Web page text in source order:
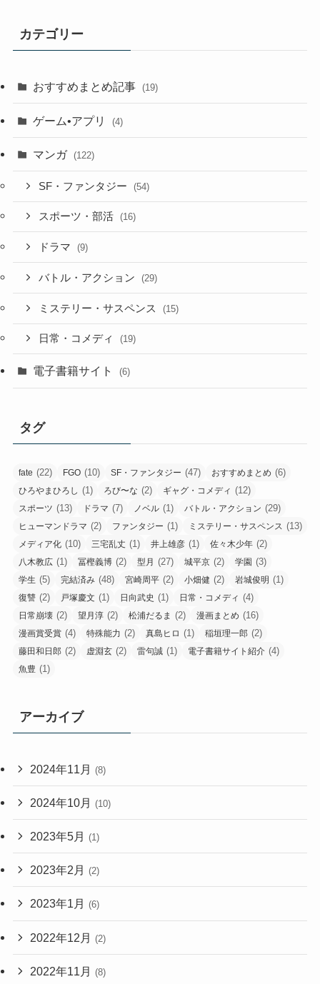
カテゴリー
おすすめまとめ記事 (19)
ゲーム•アプリ (4)
マンガ (122)
SF・ファンタジー (54)
スポーツ・部活 (16)
ドラマ (9)
バトル・アクション (29)
ミステリー・サスペンス (15)
日常・コメディ (19)
電子書籍サイト (6)
タグ
fate (22) FGO (10) SF・ファンタジー (47) おすすめまとめ (6)
ひろやまひろし (1) ろび〜な (2) ギャグ・コメディ (12)
スポーツ (13) ドラマ (7) ノベル (1) バトル・アクション (29)
ヒューマンドラマ (2) ファンタジー (1) ミステリー・サスペンス (13)
メディア化 (10) 三宅乱丈 (1) 井上雄彦 (1) 佐々木少年 (2)
八木教広 (1) 冨樫義博 (2) 型月 (27) 城平京 (2) 学園 (3)
学生 (5) 完結済み (48) 宮崎周平 (2) 小畑健 (2) 岩城俊明 (1)
復讐 (2) 戸塚慶文 (1) 日向武史 (1) 日常・コメディ (4)
日常崩壊 (2) 望月淳 (2) 松浦だるま (2) 漫画まとめ (16)
漫画賞受賞 (4) 特殊能力 (2) 真島ヒロ (1) 稲垣理一郎 (2)
藤田和日郎 (2) 虚淵玄 (2) 雷句誠 (1) 電子書籍サイト紹介 (4)
魚豊 (1)
アーカイブ
2024年11月 (8)
2024年10月 (10)
2023年5月 (1)
2023年2月 (2)
2023年1月 (6)
2022年12月 (2)
2022年11月 (8)